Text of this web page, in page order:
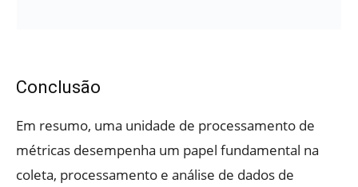
Conclusão
Em resumo, uma unidade de processamento de
métricas desempenha um papel fundamental na
coleta, processamento e análise de dados de